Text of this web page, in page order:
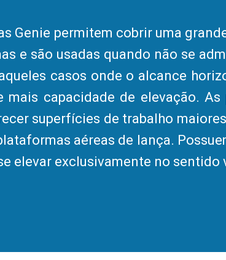
Genie permitem cobrir uma
e são usadas quando não se
casos onde o alcance
capacidade de elevação.
superfícies de trabalho
aéreas de lança.
elevar exclusivamente no sentido